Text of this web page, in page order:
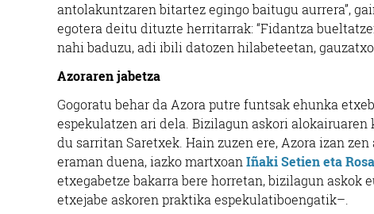
antolakuntzaren bitartez egingo baitugu aurrera”,
egotera deitu dituzte herritarrak: “Fidantza
nahi baduzu, adi ibili datozen hilabeteetan,
Azoraren jabetza
Gogoratu behar da Azora putre funtsak ehunka
espekulatzen ari dela. Bizilagun askori alokairuaren
du sarritan Saretxek. Hain zuzen ere, Azora izan
eraman duena, iazko martxoanIñaki Setien eta
etxegabetze bakarra bere horretan, bizilagun
etxejabe askoren praktika espekulatiboengatik–.